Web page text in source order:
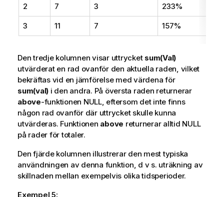
2 7 3 233%
3 11 7 157%
Den tredje kolumnen visar uttrycket sum(Val)
utvärderat en rad ovanför den aktuella raden, vilket
bekräftas vid en jämförelse med värdena för
sum(val) i den andra. På översta raden returnerar
above-funktionen NULL, eftersom det inte finns
någon rad ovanför där uttrycket skulle kunna
utvärderas. Funktionen above returnerar alltid NULL
på rader för totaler.
Den fjärde kolumnen illustrerar den mest typiska
användningen av denna funktion, d v s. uträkning av
skillnaden mellan exempelvis olika tidsperioder.
Exempel 5: